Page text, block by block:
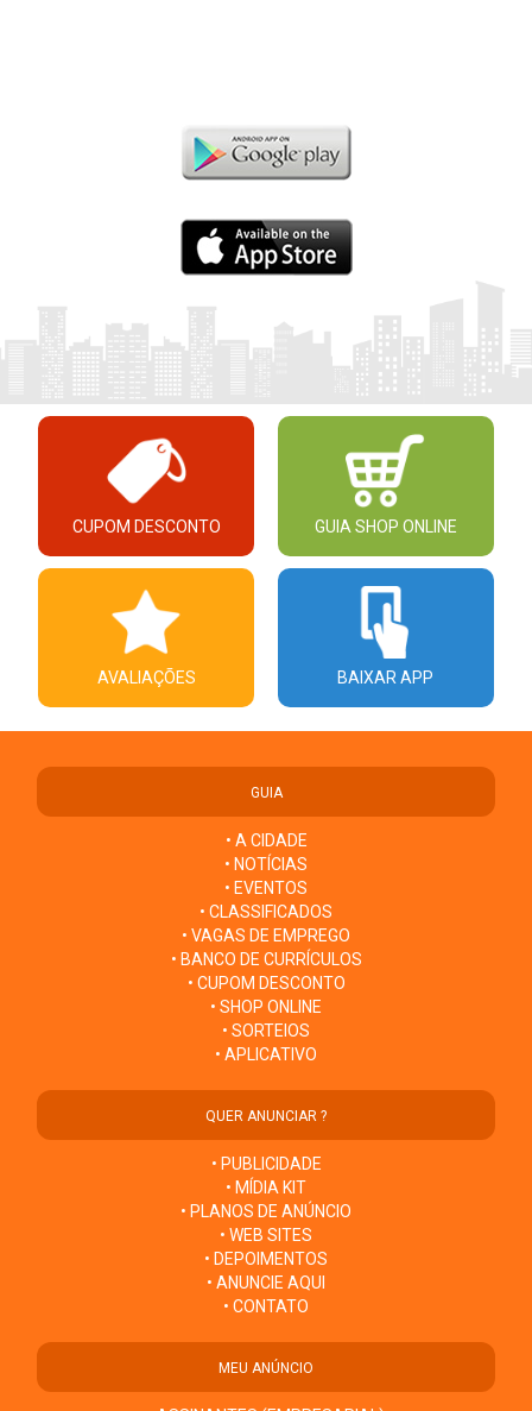
CUPOM DESCONTO GUIA SHOP ONLINE
AVALIAÇÕES BAIXAR APP
GUIA
• A CIDADE
• NOTÍCIAS
• EVENTOS
• CLASSIFICADOS
• VAGAS DE EMPREGO
• BANCO DE CURRÍCULOS
• CUPOM DESCONTO
• SHOP ONLINE
• SORTEIOS
• APLICATIVO
QUER ANUNCIAR ?
• PUBLICIDADE
• MÍDIA KIT
• PLANOS DE ANÚNCIO
• WEB SITES
• DEPOIMENTOS
• ANUNCIE AQUI
• CONTATO
MEU ANÚNCIO